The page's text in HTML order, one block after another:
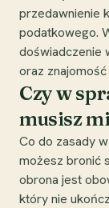
przedawnienie
podatkowego.
doświadczenie
oraz
Czy w
musisz
Co do zasady
możesz bronić
obrona jest
który nie